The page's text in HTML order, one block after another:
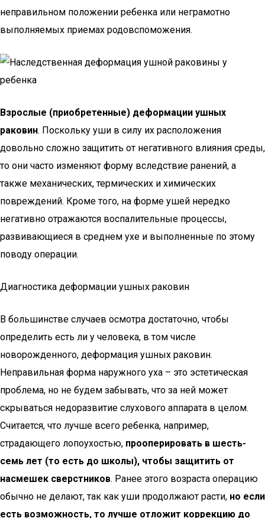
неправильном положении ребенка или неграмотно
выполняемых приемах родовспоможения.
Взрослые (приобретенные) деформации ушных
раковин. Поскольку уши в силу их расположения
довольно сложно защитить от негативного влияния среды,
то они часто изменяют форму вследствие ранений, а
также механических, термических и химических
повреждений. Кроме того, на форме ушей нередко
негативно отражаются воспалительные процессы,
развивающиеся в среднем ухе и выполненные по этому
поводу операции.
Диагностика деформации ушных раковин
В большинстве случаев осмотра достаточно, чтобы
определить есть ли у человека, в том числе
новорожденного, деформация ушных раковин.
Неправильная форма наружного уха – это эстетическая
проблема, но не будем забывать, что за ней может
скрываться недоразвитие слухового аппарата в целом.
Считается, что лучше всего ребенка, например,
страдающего лопоухостью, прооперировать в шесть-
семь лет (то есть до школы), чтобы защитить от
насмешек сверстников. Ранее этого возраста операцию
обычно не делают, так как уши продолжают расти, но если
есть возможность, то лучше отложит коррекцию до